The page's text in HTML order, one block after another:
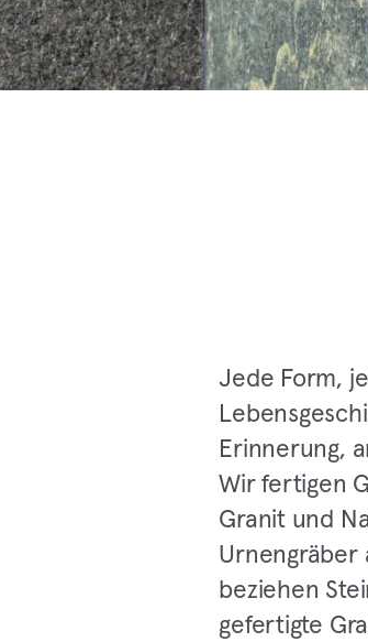
Jede Form,
Erinnerung,
Wir fertigen
Granit und
Urnengräber
beziehen
gefertigte